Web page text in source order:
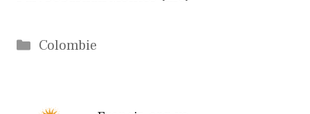
Catégories
Colombie